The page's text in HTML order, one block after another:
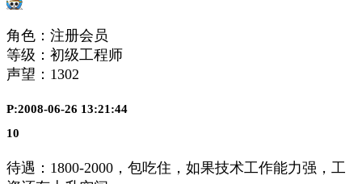
角色：注册会员
等级：初级工程师
声望： 1302
P:2008-06-26 13:21:44
10
待遇：1800-2000，包吃住，如果技术工作能力强，工